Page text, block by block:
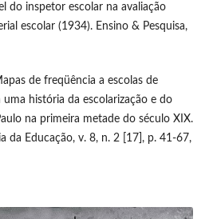
do inspetor escolar na avaliação
escolar (1934). Ensino & Pesquisa,
de freqüência a escolas de
história da escolarização e do
na primeira metade do século XIX.
da Educação, v. 8, n. 2 [17], p. 41-67,